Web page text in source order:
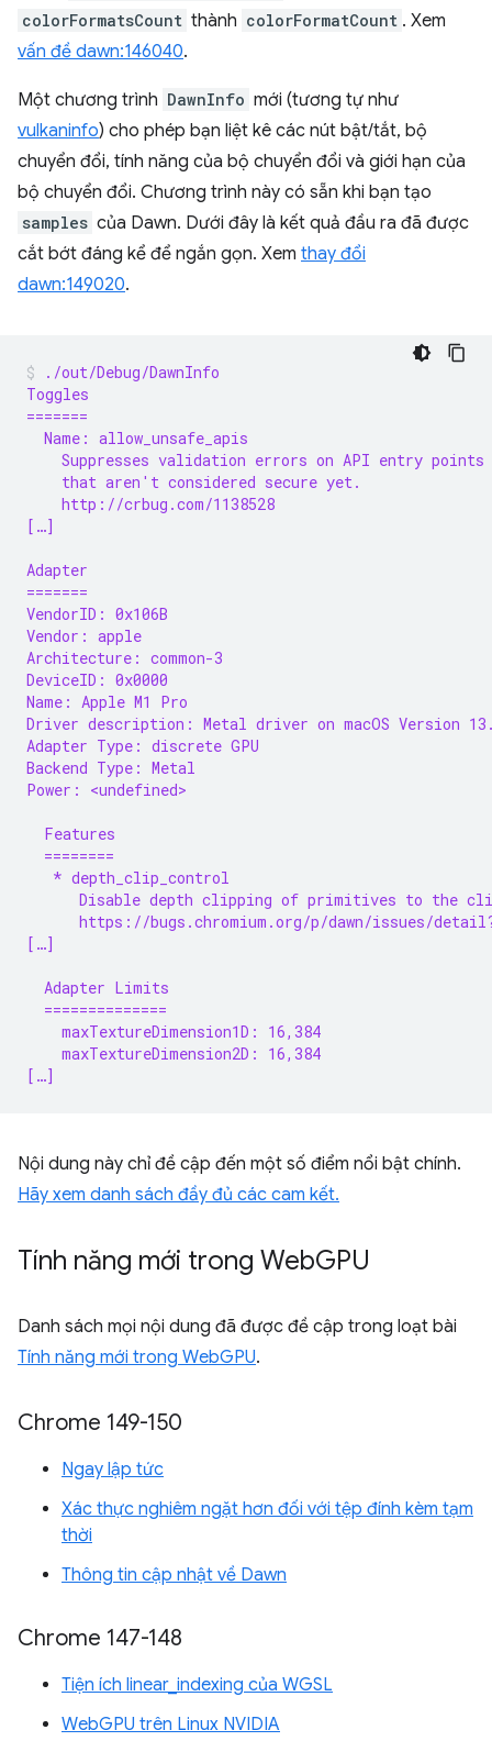
colorFormatsCount thành colorFormatCount . Xem
vấn đề dawn:146040.
Một chương trình DawnInfo mới (tương tự như
vulkaninfo) cho phép bạn liệt kê các nút bật/tắt, bộ
chuyển đổi, tính năng của bộ chuyển đổi và giới hạn của
bộ chuyển đổi. Chương trình này có sẵn khi bạn tạo
samples của Dawn. Dưới đây là kết quả đầu ra đã được
cắt bớt đáng kể để ngắn gọn. Xem thay đổi
dawn:149020.
./out/Debug/DawnInfo
Toggles
=======
  Name: allow_unsafe_apis
Suppresses validation errors on API entry
    that aren't considered secure yet.
    http://crbug.com/1138528
[…]
Adapter
=======
VendorID: 0x106B
Vendor: apple
Architecture: common-3
DeviceID: 0x0000
Name: Apple M1 Pro
Driver description: Metal driver on macOS Version
Adapter Type: discrete GPU
Backend Type: Metal
Power: <undefined>
  Features
  ========
   * depth_clip_control
Disable depth clipping of primitives to the
https://bugs.chromium.org/p/dawn/issues/
[…]
  Adapter Limits
  ==============
    maxTextureDimension1D: 16,384
    maxTextureDimension2D: 16,384
[…]
Nội dung này chỉ đề cập đến một số điểm nổi bật chính.
Hãy xem danh sách đầy đủ các cam kết.
Tính năng mới trong WebGPU
Danh sách mọi nội dung đã được đề cập trong loạt bài
Tính năng mới trong WebGPU.
Chrome 149-150
Ngay lập tức
Xác thực nghiêm ngặt hơn đối với tệp đính kèm tạm
thời
Thông tin cập nhật về Dawn
Chrome 147-148
Tiện ích linear_indexing của WGSL
WebGPU trên Linux NVIDIA